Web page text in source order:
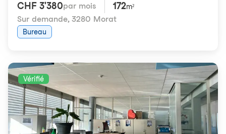
CHF 3'380par mois 172m²
Sur demande, 3280 Morat
Bureau
Vérifié